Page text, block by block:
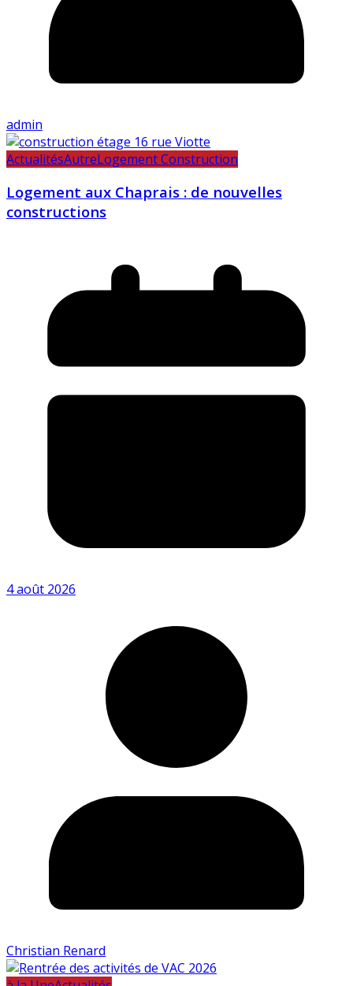
admin
ActualitésAutreLogement Construction
Logement aux Chaprais : de nouvelles
constructions
4 août 2026
Christian Renard